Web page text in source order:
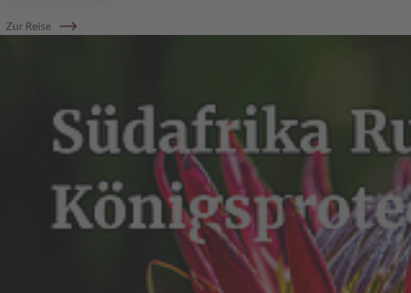
Zur Reise